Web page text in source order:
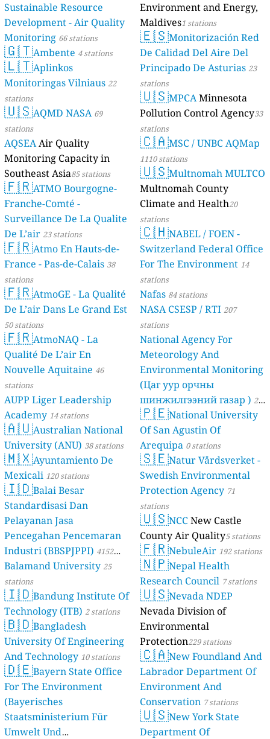
Sustainable Resource
Development - Air Quality
Monitoring 66 stations
🇬🇹Ambente 4 stations
🇱🇹Aplinkos
Monitoringas Vilniaus 22
stations
🇺🇸AQMD NASA 69
stations
AQSEAAir Quality
Monitoring Capacity in
Southeast Asia85 stations
🇫🇷ATMO Bourgogne-
Franche-Comté -
Surveillance De La Qualite
De L’air 23 stations
🇫🇷Atmo En Hauts-de-
France - Pas-de-Calais 38
stations
🇫🇷AtmoGE - La Qualité
De L’air Dans Le Grand Est
50 stations
🇫🇷AtmoNAQ - La
Qualité De L’air En
Nouvelle Aquitaine 46
stations
AUPP Liger Leadership
Academy 14 stations
🇦🇺Australian National
University (ANU) 38 stations
🇲🇽Ayuntamiento De
Mexicali 120 stations
🇮🇩Balai Besar
Standardisasi Dan
Pelayanan Jasa
Pencegahan Pencemaran
Industri (BBSPJPPI) 4152
stations
Balamand University25
stations
🇮🇩Bandung Institute Of
Technology (ITB) 2 stations
🇧🇩Bangladesh
University Of Engineering
And Technology 10 stations
🇩🇪Bayern State Office
For The Environment
(Bayerisches
Staatsministerium Für
Umwelt Und
Environment and Energy,
Maldives1 stations
🇪🇸Monitorización Red
De Calidad Del Aire Del
Principado De Asturias 23
stations
🇺🇸MPCAMinnesota
Pollution Control Agency33
stations
🇨🇦MSC / UNBC AQMap
1110 stations
🇺🇸Multnomah MULTCO
Multnomah County
Climate and Health20
stations
🇨🇭NABEL / FOEN -
Switzerland Federal Office
For The Environment 14
stations
Nafas 84 stations
NASA CSESP / RTI 207
stations
National Agency For
Meteorology And
Environmental Monitoring
(Цаг уур орчны
шинжилгээний газар ) 21
stations
🇵🇪National University
Of San Agustin Of
Arequipa 0 stations
🇸🇪Natur Vårdsverket -
Swedish Environmental
Protection Agency 71
stations
🇺🇸NCCNew Castle
County Air Quality5 stations
🇫🇷NebuleAir 192 stations
🇳🇵Nepal Health
Research Council 7 stations
🇺🇸Nevada NDEP
Nevada Division of
Environmental
Protection229 stations
🇨🇦New Foundland And
Labrador Department Of
Environment And
Conservation 7 stations
🇺🇸New York State
Department Of